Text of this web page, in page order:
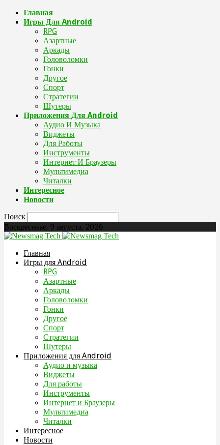
Главная
Игры Для Android
RPG
Азартные
Аркады
Головоломки
Гонки
Другое
Спорт
Стратегии
Шутеры
Приложения Для Android
Аудио И Музыка
Виджеты
Для Работы
Инструменты
Интернет И Браузеры
Мультимедиа
Читалки
Интересное
Новости
Поиск
Воскресенье, 9 августа, 2026
Главная
Игры для Android
RPG
Азартные
Аркады
Головоломки
Гонки
Другое
Спорт
Стратегии
Шутеры
Приложения для Android
Аудио и музыка
Виджеты
Для работы
Инструменты
Интернет и Браузеры
Мультимедиа
Читалки
Интересное
Новости